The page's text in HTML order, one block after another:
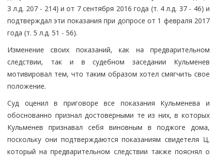
3 л.д. 207 - 214) и от 7 сентября 2016 года (т. 4 л.д. 37 - 46) и
подтверждал эти показания при допросе от 1 февраля 2017
года (т. 5 л.д. 51 - 56).
Изменение своих показаний, как на предварительном
следствии, так и в судебном заседании Кульменев
мотивировал тем, что таким образом хотел смягчить свое
положение.
Суд оценил в приговоре все показания Кульменева и
обоснованно признал достоверными те из них, в которых
Кульменев признавал себя виновным в поджоге дома,
поскольку они подтверждаются показаниям свидетеля Ц.
который на предварительном следствии также пояснял о